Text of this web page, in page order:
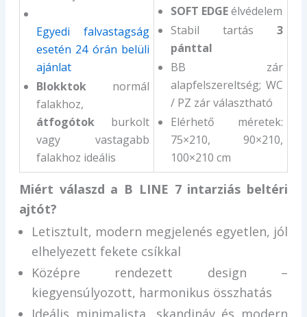
Egyedi falvastagság
esetén 24 órán belüli
ajánlat
Blokktoknormál
falakhoz,
átfogótokburkolt
vagy vastagabb
falakhoz ideális
SOFT EDGEélvédelem
Stabil tartás 3
pánttal
BB zár
alapfelszereltség; WC
/ PZ zár választható
Elérhető méretek:
75×210, 90×210,
100×210 cm
Miért válaszd a B LINE 7 intarziás beltéri
ajtót?
Letisztult, modern megjelenés egyetlen, jól
elhelyezett fekete csíkkal
Középre rendezett design –
kiegyensúlyozott, harmonikus összhatás